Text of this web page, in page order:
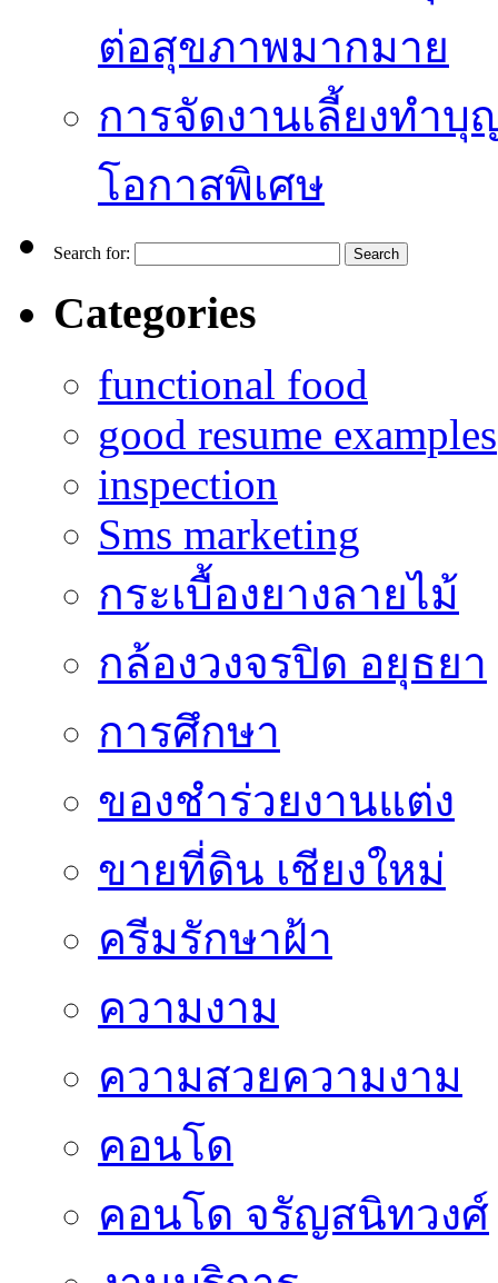
ต่อสุขภาพมากมาย
การจัดงานเลี้ยงทำ
โอกาสพิเศษ
Search for:
Categories
functional food
good resume examples
inspection
Sms marketing
กระเบื้องยางลายไม้
กล้องวงจรปิด อยุธยา
การศึกษา
ของชำร่วยงานแต่ง
ขายที่ดิน เชียงใหม่
ครีมรักษาฝ้า
ความงาม
ความสวยความงาม
คอนโด
คอนโด จรัญสนิทวงศ์